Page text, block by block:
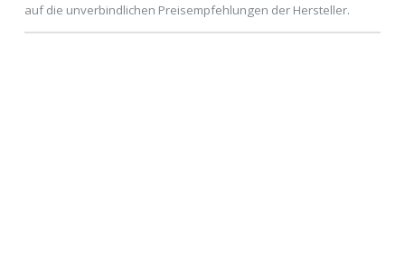
auf die unverbindlichen Preisempfehlungen der Hersteller.